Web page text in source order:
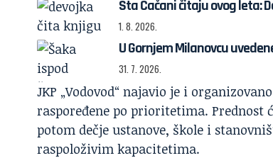
Šta Čačani čitaju ovog leta:
1. 8. 2026.
U Gornjem Milanovcu
31. 7. 2026.
JKP „Vodovod“ najavio je i
raspoređene po prioritetima. Prednost
potom dečje ustanove, škole i
raspoloživim kapacitetima.